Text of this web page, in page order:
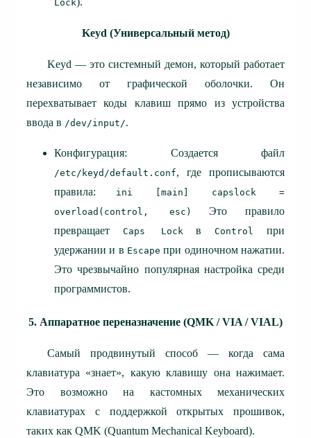
Lock
Keyd (Универсальный метод)
Keyd — это системный демон, который работает
независимо от графической оболочки. Он
перехватывает коды клавиш прямо из устройства
ввода в /dev/input/.
Конфигурация: Создается файл
/etc/keyd/default.conf, где прописываются
правила:
ini [main] capslock =
overload(control, esc)
Это правило
превращает Caps LockвControl
при
удержании и в Escape при одиночном нажатии.
Это чрезвычайно популярная настройка среди
программистов.
5. Аппаратное переназначение (QMK / VIA / VIAL)
Самый продвинутый способ — когда сама
клавиатура «знает», какую клавишу она нажимает.
Это возможно на кастомных механических
клавиатурах с поддержкой открытых прошивок,
таких как QMK (Quantum Mechanical Keyboard).